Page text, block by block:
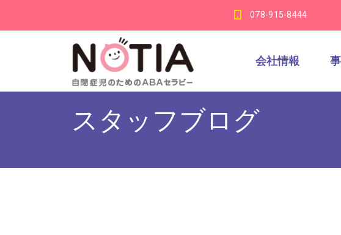
078-915-8444
会社情報
スタッフブログ